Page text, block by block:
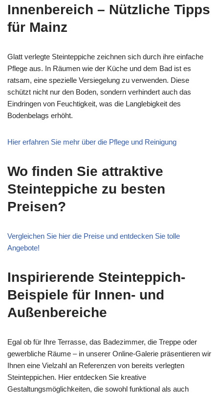
Innenbereich – Nützliche Tipps
für Mainz
Glatt verlegte Steinteppiche zeichnen sich durch ihre einfache
Pflege aus. In Räumen wie der Küche und dem Bad ist es
ratsam, eine spezielle Versiegelung zu verwenden. Diese
schützt nicht nur den Boden, sondern verhindert auch das
Eindringen von Feuchtigkeit, was die Langlebigkeit des
Bodenbelags erhöht.
Hier erfahren Sie mehr über die Pflege und Reinigung
Wo finden Sie attraktive
Steinteppiche zu besten
Preisen?
Vergleichen Sie hier die Preise und entdecken Sie tolle
Angebote!
Inspirierende Steinteppich-
Beispiele für Innen- und
Außenbereiche
Egal ob für Ihre Terrasse, das Badezimmer, die Treppe oder
gewerbliche Räume – in unserer Online-Galerie präsentieren wir
Ihnen eine Vielzahl an Referenzen von bereits verlegten
Steinteppichen. Hier entdecken Sie kreative
Gestaltungsmöglichkeiten, die sowohl funktional als auch